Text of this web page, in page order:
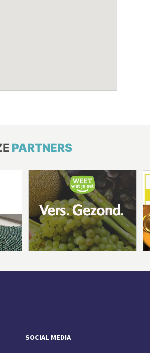
PARTNERS
SOCIAL MEDIA